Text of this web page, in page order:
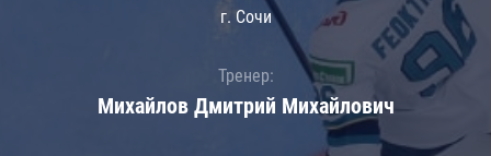
г. Сочи
Тренер:
Михайлов Дмитрий Михайлович